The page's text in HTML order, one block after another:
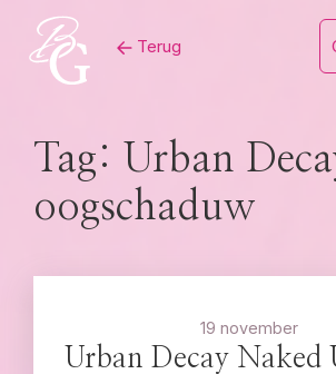
content
Terug
Tag: Urban
oogschaduw
19 november
Urban Decay Naked